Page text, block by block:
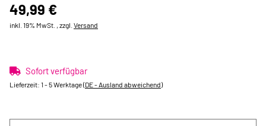
49,99 €
inkl. 19% MwSt. , zzgl. Versand
Sofort verfügbar
Lieferzeit: 1 - 5 Werktage(DE - Ausland abweichend)